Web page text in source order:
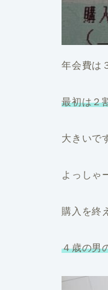
年会費は
最初は２
大きいで
よっしゃ
購入を終
４歳の男